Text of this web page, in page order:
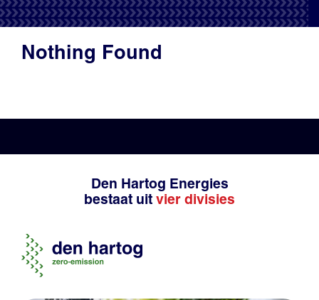
Productadvies
Nothing Found
Den Hartog Energies
bestaat uit vier divisies